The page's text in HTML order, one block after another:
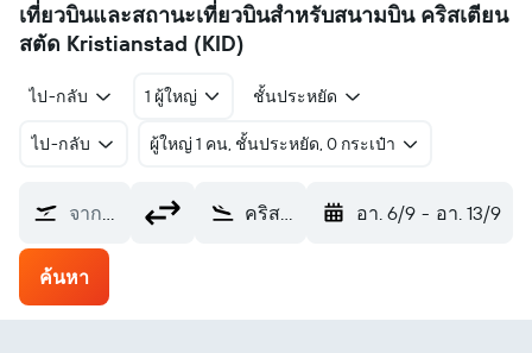
เที่ยวบินและสถานะเที่ยวบินสำหรับสนามบิน คริสเตียน
สตัด Kristianstad (KID)
ไป-กลับ 1 ผู้ใหญ่ ชั้นประหยัด
ไป-กลับ ผู้ใหญ่ 1 คน, ชั้นประหยัด, 0 กระเป๋า
จากที่ไหน? คริสเตียนสตัด Kristianstad (KID) อา. 6/9 - อา. 13/9
ค้นหา